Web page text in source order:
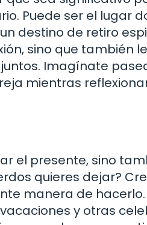
Puede ser el lugar
destino de retiro
sino que también
Imagínate
mientras
el presente, sino
quieres dejar?
manera de
y otras